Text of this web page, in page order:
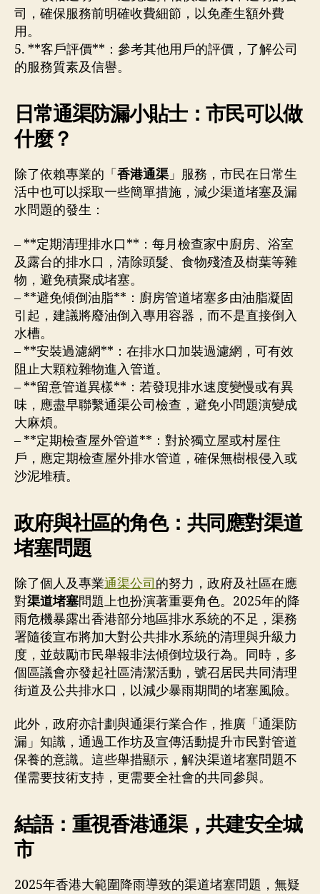
司，確保服務前明確收費細節，以免產生額外費
用。
5. **客戶評價**：參考其他用戶的評價，了解公司
的服務質素及信譽。
日常通渠防漏小貼士：市民可以做
什麼？
除了依賴專業的「 香港通渠 」服務，市民在日常生
活中也可以採取一些簡單措施，減少渠道堵塞及漏
水問題的發生：
– **定期清理排水口**：每月檢查家中廚房、浴室
及露台的排水口，清除頭髮、食物殘渣及樹葉等雜
物，避免積聚成堵塞。
– **避免傾倒油脂**：廚房管道堵塞多由油脂凝固
引起，建議將廢油倒入專用容器，而不是直接倒入
水槽。
– **安裝過濾網**：在排水口加裝過濾網，可有效
阻止大顆粒雜物進入管道。
– **留意管道異樣**：若發現排水速度變慢或有異
味，應盡早聯繫通渠公司檢查，避免小問題演變成
大麻煩。
– **定期檢查屋外管道**：對於獨立屋或村屋住
戶，應定期檢查屋外排水管道，確保無樹根侵入或
沙泥堆積。
政府與社區的角色：共同應對渠道
堵塞問題
除了個人及專業通渠公司的努力，政府及社區在應
對渠道堵塞問題上也扮演著重要角色。2025年的降
雨危機暴露出香港部分地區排水系統的不足，渠務
署隨後宣布將加大對公共排水系統的清理與升級力
度，並鼓勵市民舉報非法傾倒垃圾行為。同時，多
個區議會亦發起社區清潔活動，號召居民共同清理
街道及公共排水口，以減少暴雨期間的堵塞風險。
此外，政府亦計劃與通渠行業合作，推廣「通渠防
漏」知識，通過工作坊及宣傳活動提升市民對管道
保養的意識。這些舉措顯示，解決渠道堵塞問題不
僅需要技術支持，更需要全社會的共同參與。
結語：重視香港通渠，共建安全城
市
2025年香港大範圍降雨導致的渠道堵塞問題，無疑